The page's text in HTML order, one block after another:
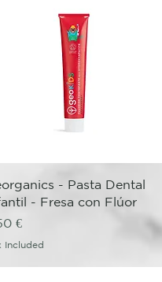
Quick View
- Pasta Dental
- Fresa con Flúor
€
Included